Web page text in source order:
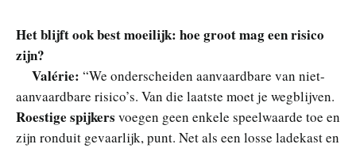
Het blijft ook best moeilijk: hoe groot mag een risico
zijn?
Valérie: “We onderscheiden aanvaardbare van niet-
aanvaardbare risico’s. Van die laatste moet je wegblijven.
Roestige spijkers voegen geen enkele speelwaarde toe en
zijn ronduit gevaarlijk, punt. Net als een losse ladekast en